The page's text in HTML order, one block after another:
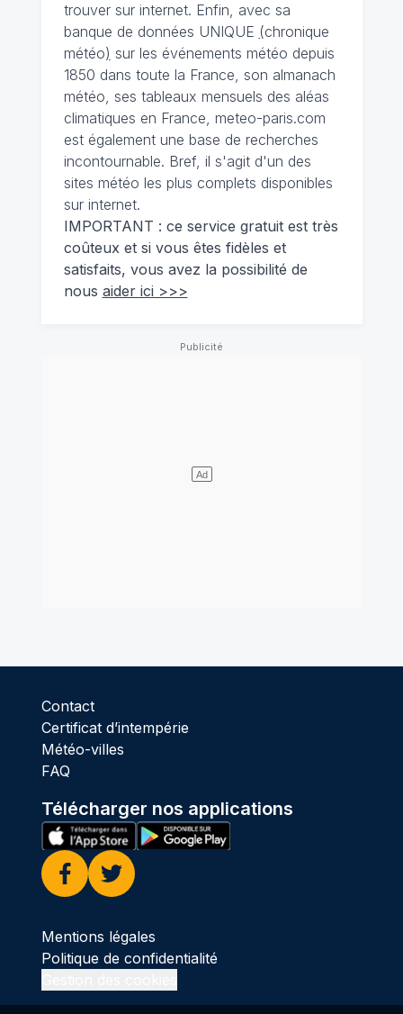
trouver sur internet. Enfin, avec sa
banque de données UNIQUE (chronique
météo) sur les événements météo depuis
1850 dans toute la France, son almanach
météo, ses tableaux mensuels des aléas
climatiques en France, meteo-paris.com
est également une base de recherches
incontournable. Bref, il s'agit d'un des
sites météo les plus complets disponibles
sur internet.
IMPORTANT : ce service gratuit est très
coûteux et si vous êtes fidèles et
satisfaits, vous avez la possibilité de
nous aider ici >>>
Contact
Certificat d’intempérie
Météo-villes
FAQ
Télécharger nos applications
Facebook
Twitter
Mentions légales
Politique de confidentialité